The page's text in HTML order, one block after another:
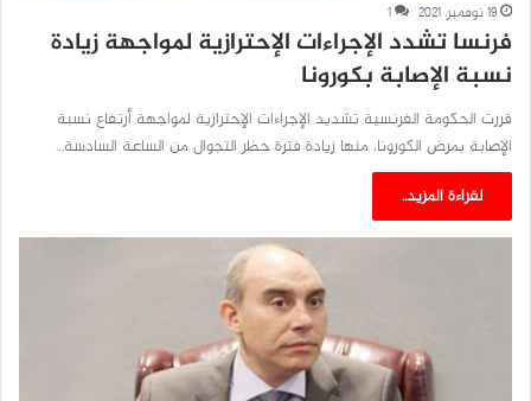
19 نوفمبر، 2021 1
فرنسا تشدد الإجراءات الإحترازية لمواجهة زيادة
نسبة الإصابة بكورونا
قررت الحكومة الفرنسية تشديد الإجراءات الإحترازية لمواجهة أرتفاع نسبة
الإصابة بمرض الكورونا، منها زيادة فترة حظر التجوال من الساعة السادسة…
لقراءة المزيد..